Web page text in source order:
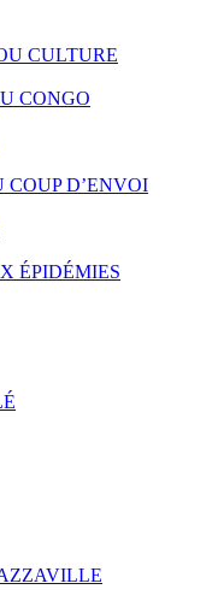
CULTURE
CONGO
COUP D’ENVOI
ÉPIDÉMIES